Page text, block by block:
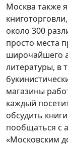
Москва также
около 300
просто места
широчайшего
литературы, в
магазины
каждый
обсудить
пообщаться с
«Московским